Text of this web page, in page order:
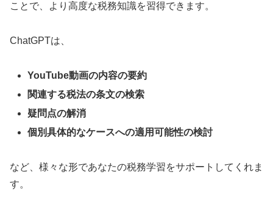
ことで、より高度な税務知識を習得できます。
ChatGPTは、
YouTube動画の内容の要約
関連する税法の条文の検索
疑問点の解消
個別具体的なケースへの適用可能性の検討
など、様々な形であなたの税務学習をサポートしてくれま
す。